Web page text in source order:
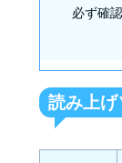
必ず確
読み上